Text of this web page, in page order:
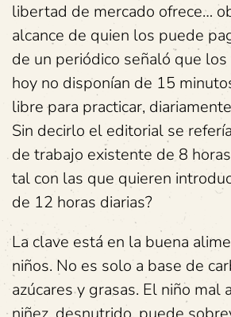
libertad de mercado ofrece…
alcance de quien los puede
de un periódico señaló que
hoy no disponían de 15
libre para practicar,
Sin decirlo el editorial se
de trabajo existente de 8
tal con las que quieren
de 12 horas diarias?
La clave está en la buena
niños. No es solo a base de
azúcares y grasas. El niño mal